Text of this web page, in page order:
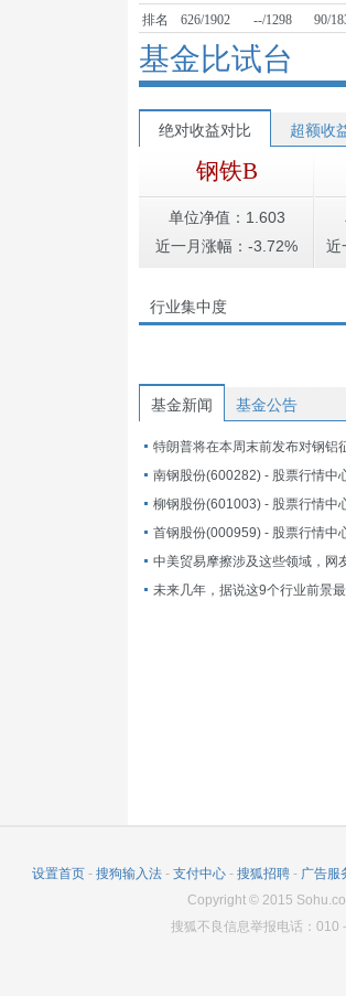
排名
626/1902 --/1298 90/
基金比试台
绝对收益对比 超额收
钢铁B
单位净值：1.603
近一月涨幅：-3.72%
近
行业集中度
基金新闻 基金公告
南钢股份(600282) - 股票行情中
柳钢股份(601003) - 股票行情中
首钢股份(000959) - 股票行情中
设置首页 - 搜狗输入法 - 支付中心 - 搜狐招聘 - 广告服
Copyright© 2015
搜狐不良信息举报电话：010